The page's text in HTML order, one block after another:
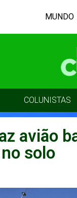
MUNDO
COLUNISTAS
avião
solo